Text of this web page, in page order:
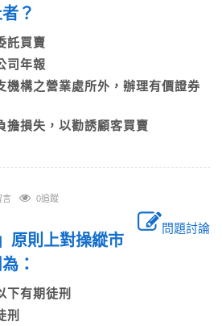
者？
託買賣
司年報
機構之營業處所外，辦理有價證券
擔損失，以勸誘顧客買賣
言 0追蹤
問題討論
原則上對操縱市
為：
下有期徒刑
刑